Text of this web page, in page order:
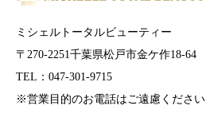
ミシェルトータルビューティー
〒270-2251千葉県松戸市金ケ作18-64
TEL：047-301-9715
※営業目的のお電話はご遠慮ください